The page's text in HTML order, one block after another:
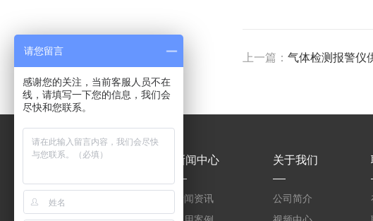
上一篇： 气体检测报警仪
产品中心
WNQ-FC全自动紫外光
新闻中心
新闻资讯
关于我们
公司简介
请您留言
感谢您的关注，当前客服人员不在
线，请填写一下您的信息，我们会
尽快和您联系。